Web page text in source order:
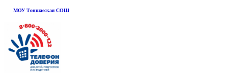
МОУ Тоншаеская СОШ